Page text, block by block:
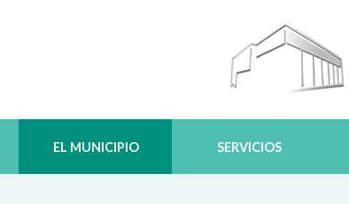
EL MUNICIPIO SERVICIOS